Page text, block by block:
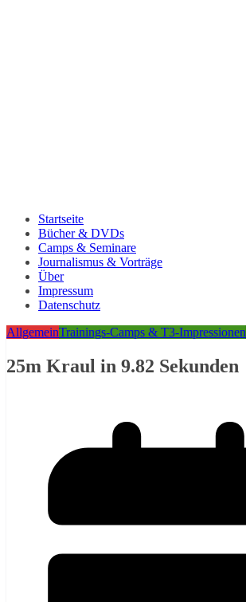
Startseite
Bücher & DVDs
Camps & Seminare
Journalismus & Vorträge
Über
Impressum
Datenschutz
AllgemeinTrainings-Camps & T3-Impressionen
25m Kraul in 9.82 Sekunden